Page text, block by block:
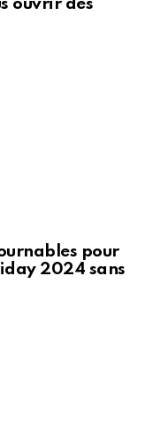
ouvrir des
pour
2024 sans